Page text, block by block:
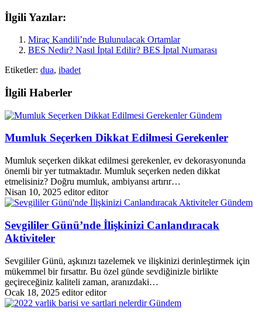
İlgili Yazılar:
Miraç Kandili’nde Bulunulacak Ortamlar
BES Nedir? Nasıl İptal Edilir? BES İptal Numarası
Etiketler: dua, ibadet
İlgili Haberler
Gündem
Mumluk Seçerken Dikkat Edilmesi Gerekenler
Mumluk seçerken dikkat edilmesi gerekenler, ev dekorasyonunda
önemli bir yer tutmaktadır. Mumluk seçerken neden dikkat
etmelisiniz? Doğru mumluk, ambiyansı artırır…
Nisan 10, 2025 editor editor
Gündem
Sevgililer Günü’nde İlişkinizi Canlandıracak
Aktiviteler
Sevgililer Günü, aşkınızı tazelemek ve ilişkinizi derinleştirmek için
mükemmel bir fırsattır. Bu özel günde sevdiğinizle birlikte
geçireceğiniz kaliteli zaman, aranızdaki…
Ocak 18, 2025 editor editor
Gündem